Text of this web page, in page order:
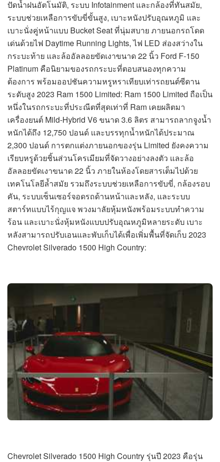
ปัดน้ำฝนอัตโนมัติ, ระบบ Infotainment และกล้องที่ทันสมัย,
ระบบช่วยเหลือการขับขี่ขั้นสูง, เบาะหนังปรับอุณหภูมิ และ
เบาะนั่งคู่หน้าแบบ Bucket Seat ที่นุ่มสบาย ภายนอกรถโดด
เด่นด้วยไฟ Daytime Running Lights, ไฟ LED ส่องสว่างใน
กระบะท้าย และล้ออัลลอยขัดเงาขนาด 22 นิ้ว Ford F-150
Platinum คือนิยามของรถกระบะที่ตอบสนองทุกความ
ต้องการ พร้อมออปชันความหรูหราเทียบเท่ารถยนต์ซีดาน
ระดับสูง 2023 Ram 1500 Limited: Ram 1500 Limited ถือเป็น
หนึ่งในรถกระบะที่ประณีตที่สุดเท่าที่ Ram เคยผลิตมา
เครื่องยนต์ Mild-Hybrid V6 ขนาด 3.6 ลิตร สามารถลากจูงน้ำ
หนักได้ถึง 12,750 ปอนด์ และบรรทุกน้ำหนักได้ประมาณ
2,300 ปอนด์ การตกแต่งภายนอกของรุ่น Limited ยังคงความ
เรียบหรูด้วยชิ้นส่วนโครเมียมที่จัดวางอย่างลงตัว และล้อ
อัลลอยขัดเงาขนาด 22 นิ้ว ภายในห้องโดยสารเต็มไปด้วย
เทคโนโลยีล้ำสมัย รวมถึงระบบช่วยเหลือการขับขี่, กล้องรอบ
คัน, ระบบเซ็นเซอร์จอดรถด้านหน้าและหลัง, และระบบ
สตาร์ทแบบไร้กุญแจ พวงมาลัยหุ้มหนังพร้อมระบบทำความ
ร้อน และเบาะนั่งหุ้มหนังแบบปรับอุณหภูมิหลายระดับ เบาะ
หลังสามารถปรับเอนและพับเก็บได้เพื่อเพิ่มพื้นที่จัดเก็บ 2023
Chevrolet Silverado 1500 High Country:
Chevrolet Silverado 1500 High Country รุ่นปี 2023 คือรุ่น